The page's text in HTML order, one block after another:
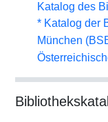
Katalog des
* Katalog der
München